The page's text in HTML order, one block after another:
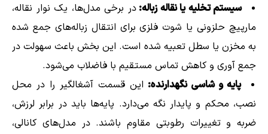
سیستم تخلیه یا نقاله زباله:در برخی مدل‌ها، یک نوار نقاله،
مارپیچ حلزونی یا شوت فلزی برای انتقال زباله‌های جمع شده
به مخزن یا سطل تعبیه شده است. این بخش باعث سهولت در
جمع آوری و کاهش تماس مستقیم با فاضلاب می‌شود.
پایه و شاسی نگهدارنده: این قسمت آشغالگیر را در محل
نصب، محکم و پایدار نگه می‌دارد. پایه‌ها باید در برابر لرزش،
ضربه و تغییرات رطوبتی مقاوم باشند. در مدل‌های کانالی،